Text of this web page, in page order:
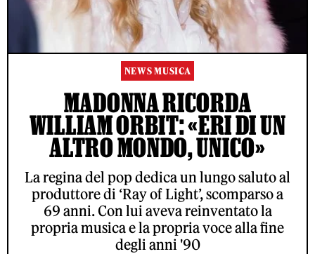
NEWS MUSICA
MADONNA RICORDA
WILLIAM ORBIT: «ERI DI UN
ALTRO MONDO, UNICO»
La regina del pop dedica un lungo saluto al
produttore di ‘Ray of Light’, scomparso a
69 anni. Con lui aveva reinventato la
propria musica e la propria voce alla fine
degli anni '90